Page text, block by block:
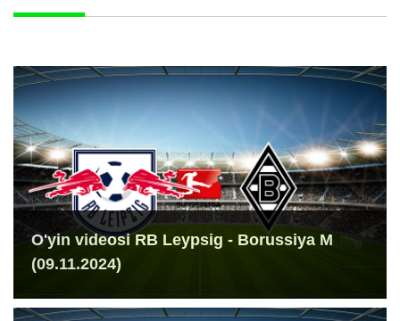
O'yin videosi RB Leypsig - Borussiya M
(09.11.2024)